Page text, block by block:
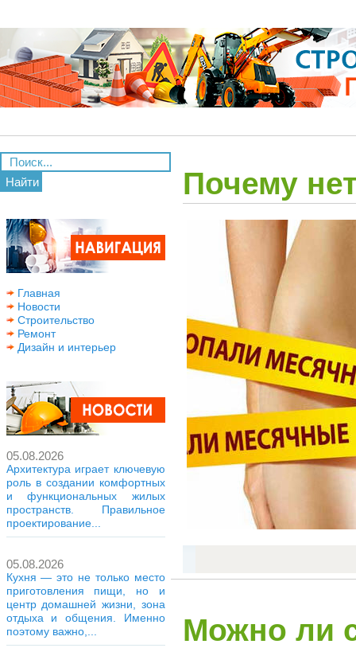
Найти
Главная
Новости
Строительство
Ремонт
Дизайн и интерьер
05.08.2026
Архитектура играет ключевую
роль в создании комфортных
и функциональных жилых
пространств. Правильное
проектирование...
05.08.2026
Кухня — это не только место
приготовления пищи, но и
центр домашней жизни, зона
отдыха и общения. Именно
поэтому важно,...
Почему
Можно ли